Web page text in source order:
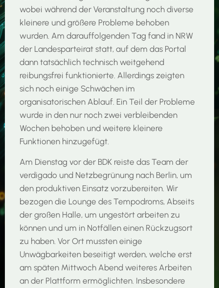
wobei während der Veranstaltung noch diverse
kleinere und größere Probleme behoben
wurden. Am darauffolgenden Tag fand in NRW
der Landesparteirat statt, auf dem das Portal
dann tatsächlich technisch weitgehend
reibungsfrei funktionierte. Allerdings zeigten
sich noch einige Schwächen im
organisatorischen Ablauf. Ein Teil der Probleme
wurde in den nur noch zwei verbleibenden
Wochen behoben und weitere kleinere
Funktionen hinzugefügt.
Am Dienstag vor der BDK reiste das Team der
verdigado und Netzbegrünung nach Berlin, um
den produktiven Einsatz vorzubereiten. Wir
bezogen die Lounge des Tempodroms, Abseits
der großen Halle, um ungestört arbeiten zu
können und um in Notfällen einen Rückzugsort
zu haben. Vor Ort mussten einige
Unwägbarkeiten beseitigt werden, welche erst
am späten Mittwoch Abend weiteres Arbeiten
an der Plattform ermöglichten. Insbesondere